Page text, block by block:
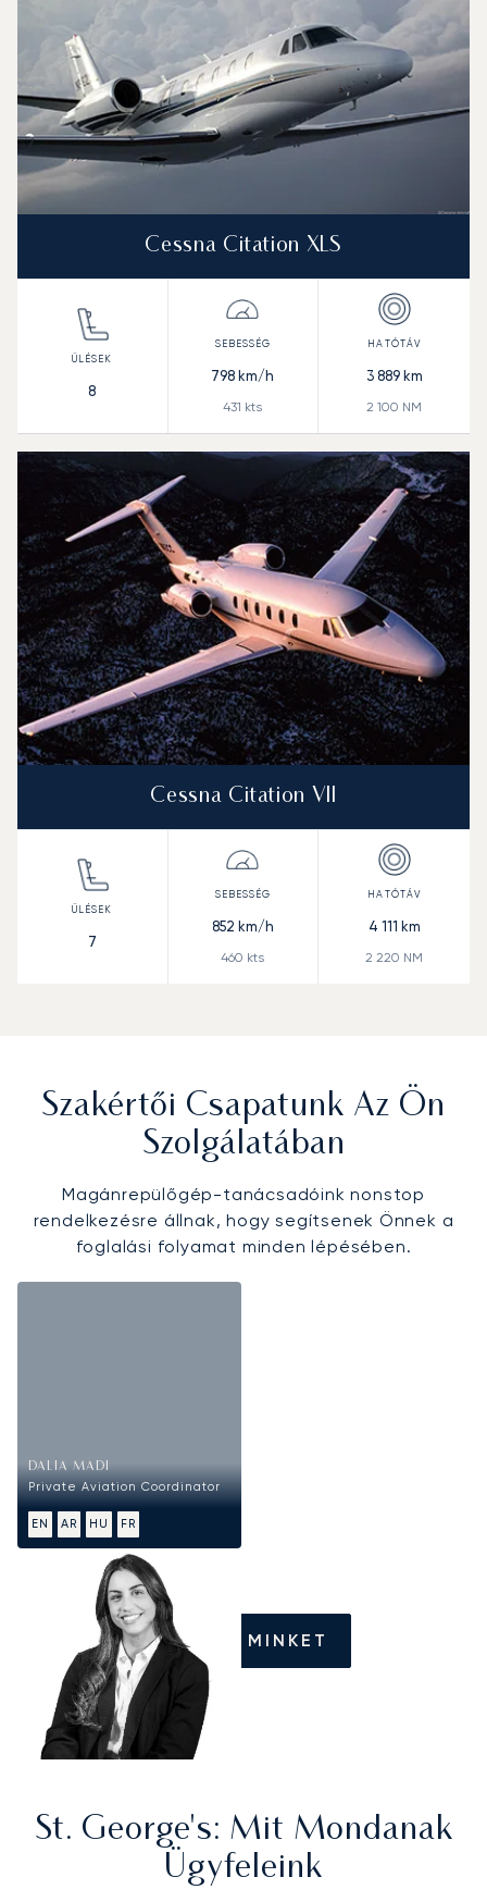
Cessna Citation XLS
8
798 km/h
431 kts
3 889km
2 100 NM
Cessna Citation VII
7
852 km/h
460 kts
4 111 km
2 220 NM
Szakértői Csapatunk Az Ön
Szolgálatában
Magánrepülőgép-tanácsadóink nonstop
rendelkezésre állnak, hogy segítsenek Önnek a
foglalási folyamat minden lépésében.
DALIA MADI
Private Aviation Coordinator
EN AR HU FR
HÍVJON MINKET
St. George's: Mit Mondanak
Ügyfeleink